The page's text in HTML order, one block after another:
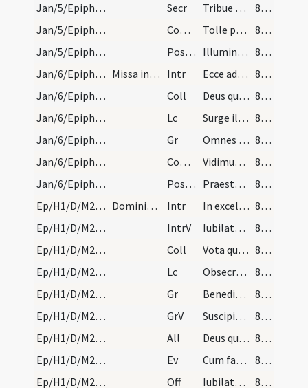
Jan/5/Epiphania (Vigilia)/M2/Mass Propers
Secr Tribue quaesumus Domine ut eum praesentibus immolemus
86 (7v)
Jan/5/Epiphania (Vigilia)/M2/Mass Propers
Comm Tolle puerum et matrem eius
86 (7v)
Jan/5/Epiphania (Vigilia)/M2/Mass Propers
Postcomm Illumina quaesumus Domine populum tuum
86 (7v)
Jan/6/Epiphania/M2/Mass Propers
Missa in Epiphania Intr Ecce advenit dominator Dominus
86 (7v)
Jan/6/Epiphania/M2/Mass Propers
Coll Deus qui hodierna die Unigenitum tuum gentibus
86 (7v)
Jan/6/Epiphania/M2/Mass Propers
Lc Surge illuminare Ierusalem
86 (7v)
Jan/6/Epiphania/M2/Mass Propers
Gr Omnes de Saba venient
86 (7v)
Jan/6/Epiphania/M2/Mass Propers
Comm Vidimus stellam eius
87 (8r)
Jan/6/Epiphania/M2/Mass Propers
Postcomm Praesta quaesumus omnipotens Deus ut quae sollemni celebramus officio
87 (8r)
Ep/H1/D/M2/Mass Propers
Dominica in Epiphania Intr In excelso throno
87 (8r)
Ep/H1/D/M2/Mass Propers
IntrV Iubilate Deo omnis terra
87 (8r)
Ep/H1/D/M2/Mass Propers
Coll Vota quaesumus Domine supplicantis populi caelesti pietate prosequere
87 (8r)
Ep/H1/D/M2/Mass Propers
Lc Obsecro vos per misericordiam Dei
87 (8r)
Ep/H1/D/M2/Mass Propers
Gr Benedictus Dominus Deus Israel
87 (8r)
Ep/H1/D/M2/Mass Propers
GrV Suscipiant montes pacem populo tuo
87 (8r)
Ep/H1/D/M2/Mass Propers
All Deus qui sedes super thronum
87 (8r)
Ep/H1/D/M2/Mass Propers
Ev Cum factus esset Dominus Iesus annorum duodecim
87 (8r)
Ep/H1/D/M2/Mass Propers
Off Iubilate Deo omnis terra
88 (8v)